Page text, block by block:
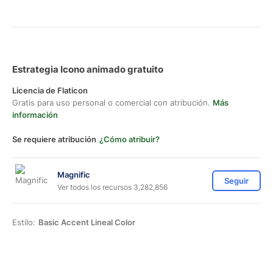
Estrategia Icono animado gratuito
Licencia de Flaticon
Gratis para uso personal o comercial con atribución. Más
información
Se requiere atribución ¿Cómo atribuir?
Magnific
Ver todos los recursos 3,282,856
Seguir
Estilo: Basic Accent Lineal Color